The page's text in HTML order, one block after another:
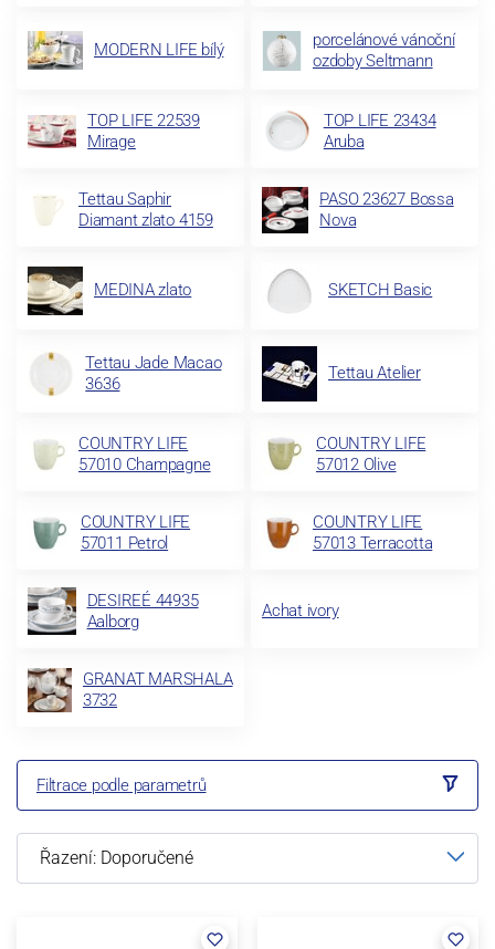
MODERN LIFE bílý
porcelánové vánoční
ozdoby Seltmann
TOP LIFE 22539
Mirage
TOP LIFE 23434
Aruba
Tettau Saphir
Diamant zlato 4159
PASO 23627 Bossa
Nova
MEDINA zlato SKETCH Basic
Tettau Jade Macao
3636
Tettau Atelier
COUNTRY LIFE
57010 Champagne
COUNTRY LIFE
57012 Olive
COUNTRY LIFE
57011 Petrol
COUNTRY LIFE
57013 Terracotta
DESIREÉ 44935
Aalborg
Achat ivory
GRANAT MARSHALA
3732
Filtrace podle parametrů